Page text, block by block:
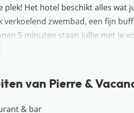
plek! Het hotel beschikt alles wat
verkoelend zwembad, een fijn
5 minuten staan jullie met je
aan de lichtgevende
van Pierre &
& bar